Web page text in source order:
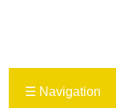
☰ Navigation